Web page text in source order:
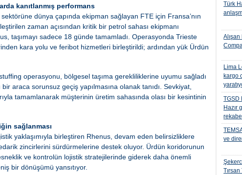
Türk
Lima
kargo
TGSD
Hazır
ve
Tırsan
kanıtlanmış performans
dünya çapında ekipman sağlayan FTE için Fransa’nın
zaman açısından kritik bir petrol sahası ekipmanı
taşımayı sadece 18 günde tamamladı. Operasyonda Trieste
kara yolu ve feribot hizmetleri birleştirildi; ardından yük Ürdün
operasyonu, bölgesel taşıma gerekliliklerine uyumu sağladı
araca sorunsuz geçiş yapılmasına olanak tanıdı. Sevkiyat,
tamamlanarak müşterinin üretim sahasında olası bir kesintinin
sağlanması
yaklaşımıyla birleştiren Rhenus, devam eden belirsizliklere
zincirlerini sürdürmelerine destek oluyor. Ürdün koridorunun
ve kontrolün lojistik stratejilerinde giderek daha önemli
bir dönüşümü yansıtıyor.